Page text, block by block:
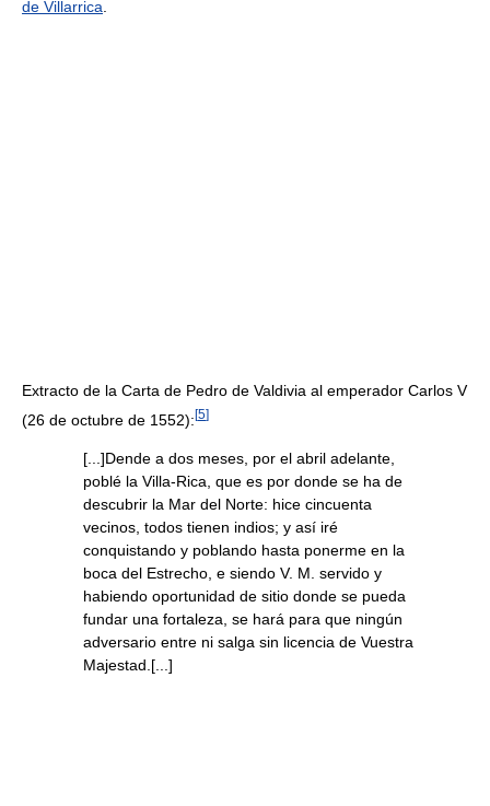
de Villarrica
Extracto de la Carta de Pedro de Valdivia al emperador Carlos V
(26 de octubre de 1552):[5]
[...]Dende a dos meses, por el abril adelante,
poblé la Villa-Rica, que es por donde se ha de
descubrir la Mar del Norte: hice cincuenta
vecinos, todos tienen indios; y así iré
conquistando y poblando hasta ponerme en la
boca del Estrecho, e siendo V. M. servido y
habiendo oportunidad de sitio donde se pueda
fundar una fortaleza, se hará para que ningún
adversario entre ni salga sin licencia de Vuestra
Majestad.[...]